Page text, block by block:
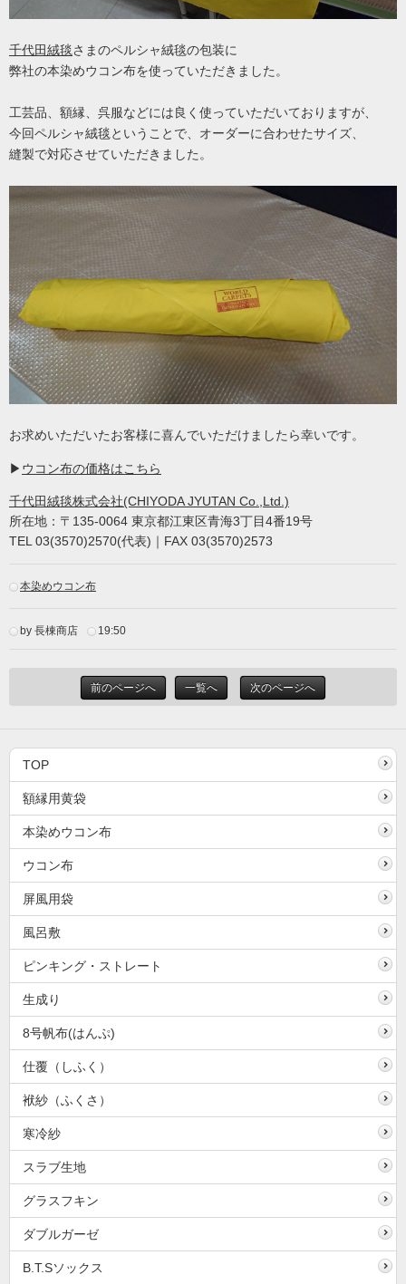
千代田絨毯 さまのペルシャ絨毯の包装に
弊社の本染めウコン布を使っていただきました。
工芸品、額縁、呉服などには良く使っていただいておりますが、
今回ペルシャ絨毯ということで、オーダーに合わせたサイズ、
縫製で対応させていただきました。
お求めいただいたお客様に喜んでいただけましたら幸いです。
▶ ウコン布の価格はこちら
千代田絨毯株式会社(CHIYODA JYUTAN Co.,Ltd.)
所在地：〒135-0064 東京都江東区青海3丁目4番19号
TEL 03(3570)2570(代表)｜FAX 03(3570)2573
本染めウコン布
by 長棟商店 19:50
前のページへ 一覧へ 次のページへ
TOP
額縁用黄袋
本染めウコン布
ウコン布
屏風用袋
風呂敷
ピンキング・ストレート
生成り
8号帆布(はんぷ)
仕覆（しふく）
袱紗（ふくさ）
寒冷紗
スラブ生地
グラスフキン
ダブルガーゼ
B.T.Sソックス